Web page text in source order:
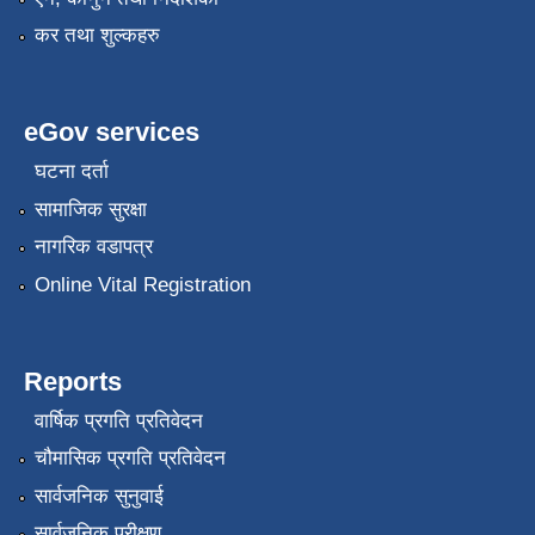
कर तथा शुल्कहरु
eGov services
घटना दर्ता
सामाजिक सुरक्षा
नागरिक वडापत्र
Online Vital Registration
Reports
वार्षिक प्रगति प्रतिवेदन
चौमासिक प्रगति प्रतिवेदन
सार्वजनिक सुनुवाई